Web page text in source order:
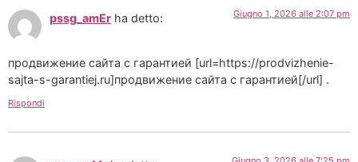
pssg_amEr ha detto: Giugno 1, 2026 alle 2:07 pm
продвижение сайта с гарантией [url=https://prodvizhenie-
sajta-s-garantiej.ru]продвижение сайта с гарантией[/url] .
Rispondi